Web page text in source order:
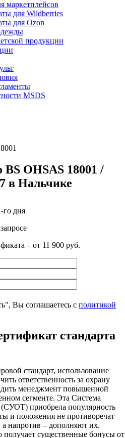
маркетплейсов
для Wildberries
для Ozon
продукции
MSDS
OHSAS 18001 /
в Нальчике
го дня
– от 11 900 руб.
Вы соглашаетесь с политикой
стандарта
стандарт, использование
ответственность за охрану
менеджмент повышенной
сегменте. Эта Система
приобрела популярность
и положения не противоречат
а напротив – дополняют их.
получает существенные бонусы от